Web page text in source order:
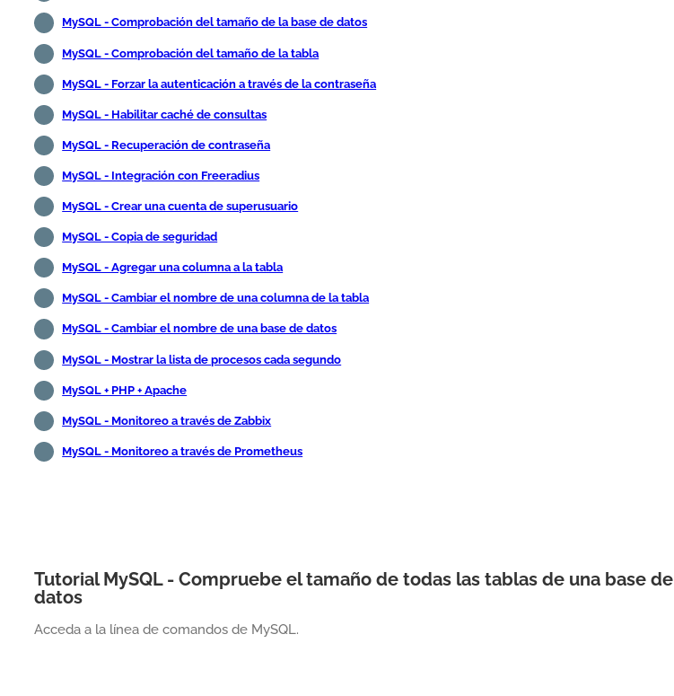
MySQL - Comprobación del tamaño de la base de datos
MySQL - Comprobación del tamaño de la tabla
MySQL - Forzar la autenticación a través de la contraseña
MySQL - Habilitar caché de consultas
MySQL - Recuperación de contraseña
MySQL - Integración con Freeradius
MySQL - Crear una cuenta de superusuario
MySQL - Copia de seguridad
MySQL - Agregar una columna a la tabla
MySQL - Cambiar el nombre de una columna de la tabla
MySQL - Cambiar el nombre de una base de datos
MySQL - Mostrar la lista de procesos cada segundo
MySQL + PHP + Apache
MySQL - Monitoreo a través de Zabbix
MySQL - Monitoreo a través de Prometheus
Tutorial MySQL - Compruebe el tamaño de todas las tablas de una base de
datos
Acceda a la línea de comandos de MySQL.